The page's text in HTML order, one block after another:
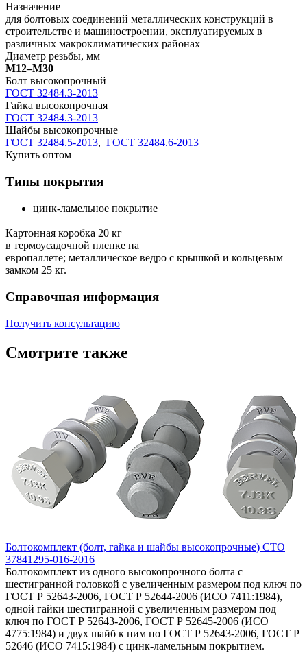
Назначение
для болтовых соединений металлических конструкций в
строительстве и машиностроении, эксплуатируемых в
различных макроклиматических районах
Диаметр резьбы, мм
М12–М30
Болт высокопрочный
ГОСТ 32484.3-2013
Гайка высокопрочная
ГОСТ 32484.3-2013
Шайбы высокопрочные
ГОСТ 32484.5-2013, ГОСТ 32484.6-2013
Купить оптом
Типы покрытия
цинк-ламельное покрытие
Картонная коробка 20 кг
в термоусадочной пленке на
европаллете; металлическое ведро с крышкой и кольцевым
замком 25 кг.
Справочная информация
Получить консультацию
Смотрите также
Болтокомплект (болт, гайка и шайбы высокопрочные) СТО
37841295-016-2016
Болтокомплект из одного высокопрочного болта с
шестигранной головкой с увеличенным размером под ключ по
ГОСТ Р 52643-2006, ГОСТ Р 52644-2006 (ИСО 7411:1984),
одной гайки шестигранной с увеличенным размером под
ключ по ГОСТ Р 52643-2006, ГОСТ Р 52645-2006 (ИСО
4775:1984) и двух шайб к ним по ГОСТ Р 52643-2006, ГОСТ Р
52646 (ИСО 7415:1984) с цинк-ламельным покрытием.